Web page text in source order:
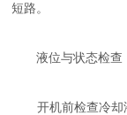
短路。
液位与状态检查
开机前检查冷却